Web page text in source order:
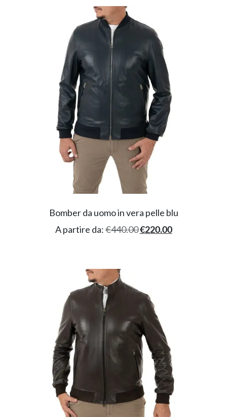
Bomber da uomo in vera pelle blu
A partire da:€440.00€220.00